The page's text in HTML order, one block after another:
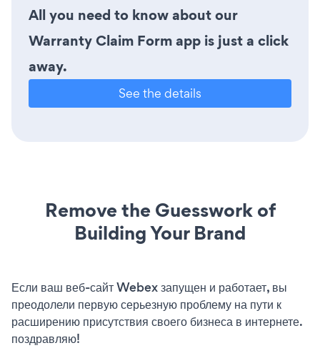
All you need to know about our
Warranty Claim Form app is just a click
away.
See the details
Remove the Guesswork of
Building Your Brand
Если ваш веб-сайт Webex запущен и работает, вы
преодолели первую серьезную проблему на пути к
расширению присутствия своего бизнеса в интернете.
поздравляю!